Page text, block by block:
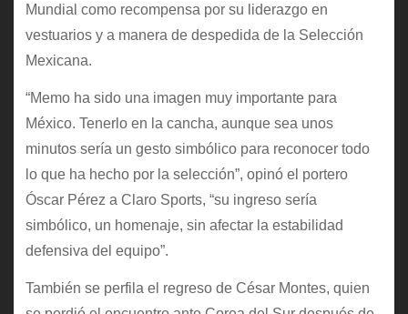
Mundial como recompensa por su liderazgo en
vestuarios y a manera de despedida de la Selección
Mexicana.
“Memo ha sido una imagen muy importante para
México. Tenerlo en la cancha, aunque sea unos
minutos sería un gesto simbólico para reconocer todo
lo que ha hecho por la selección”, opinó el portero
Óscar Pérez a Claro Sports, “su ingreso sería
simbólico, un homenaje, sin afectar la estabilidad
defensiva del equipo”.
También se perfila el regreso de César Montes, quien